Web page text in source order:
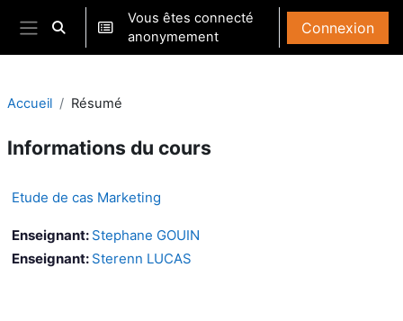
Passer au contenu principal
Panneau latéral
Activer/désactiver la saisie de recherche
Vous êtes connecté
anonymement
Connexion
Accueil Résumé
Informations du cours
Etude de cas Marketing
Enseignant: Stephane GOUIN
Enseignant: Sterenn LUCAS